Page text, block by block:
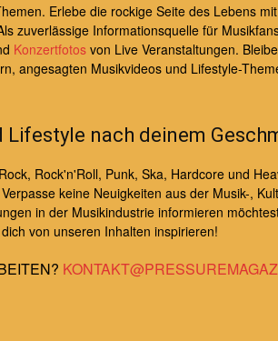
Erlebe die rockige Seite des Lebens
zuverlässige Informationsquelle für
Konzertfotos von Live Veranstaltungen.
angesagten Musikvideos und Lifestyle-
nach deinem
Rock'n'Roll, Punk, Ska, Hardcore und
keine Neuigkeiten aus der Musik-,
in der Musikindustrie informieren
von unseren Inhalten inspirieren!